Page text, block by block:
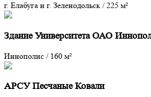
г. Елабуга и г. Зеленодольск /225 м²
Здание Университета ОАО
Иннополис /160 м²
АРСУ Песчаные Ковали